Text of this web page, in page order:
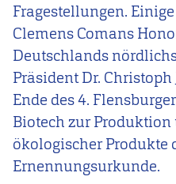
Fragestellungen.
Clemens Comans
Deutschlands
Präsident Dr.
Ende des 4.
Biotech zur
ökologischer Produkte
Ernennungsurkunde.